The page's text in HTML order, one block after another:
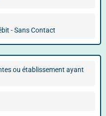
- Sans Contact
ou établissement ayant